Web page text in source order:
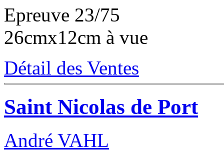
Epreuve 23/75
26cmx12cm à vue
Détail des Ventes
Saint Nicolas de Port
André VAHL